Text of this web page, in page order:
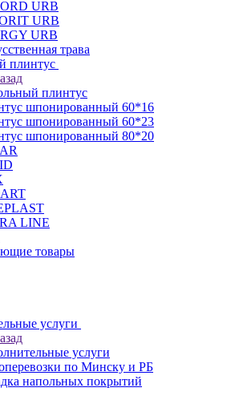
URB
URB
URB
трава
плинтус
плинтус
шпонированный 60*16
шпонированный 60*23
шпонированный 80*20
LINE
товары
услуги
услуги
по Минску и РБ
напольных покрытий